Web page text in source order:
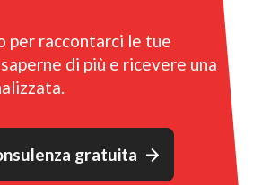
per raccontarci le tue
di più e ricevere una
gratuita